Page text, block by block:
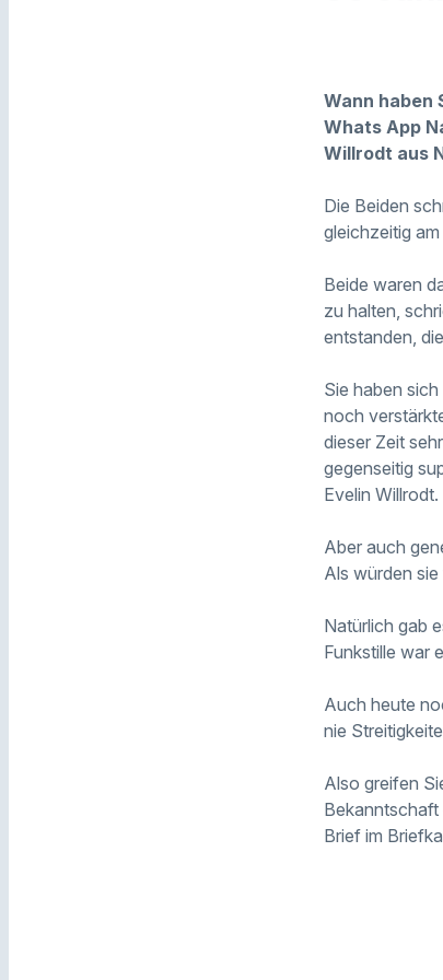
Wann haben
Whats App
Willrodt aus
Die Beiden
gleichzeitig
Beide waren
zu halten,
entstanden,
Sie haben
noch
dieser Zeit
gegenseitig
Evelin Willrodt.
Aber auch
Als würden
Natürlich gab
Funkstille war
Auch heute
nie
Also greifen
Bekanntschaft
Brief im